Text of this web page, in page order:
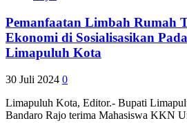
Pemanfaatan Limbah Rumah
Ekonomi di Sosialisasikan
Limapuluh Kota
30 Juli 2024 0
Limapuluh Kota, Editor.- Bupati
Bandaro Rajo terima Mahasiswa KKN